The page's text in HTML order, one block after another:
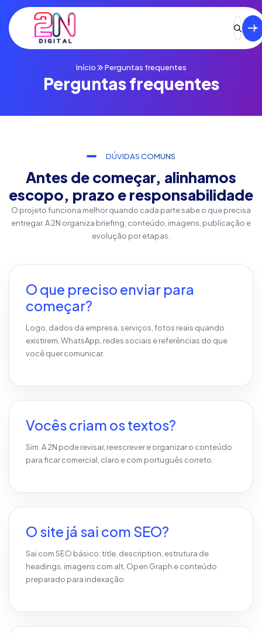
Início Perguntas frequentes
Perguntas frequentes
DÚVIDAS COMUNS
Antes de começar, alinhamos
escopo, prazo e responsabilidade
O projeto funciona melhor quando cada parte sabe o que precisa
entregar. A 2N organiza briefing, conteúdo, imagens, publicação e
evolução por etapas.
O que preciso enviar para
começar?
Logo, dados da empresa, serviços, fotos reais quando
existirem, WhatsApp, redes sociais e referências do que
você quer comunicar.
Vocês criam os textos?
Sim. A 2N pode revisar, reescrever e organizar o conteúdo
para ficar comercial, claro e com português correto.
O site já sai com SEO?
Sai com SEO básico: title, description, estrutura de
headings, imagens com alt, Open Graph e conteúdo
preparado para indexação.